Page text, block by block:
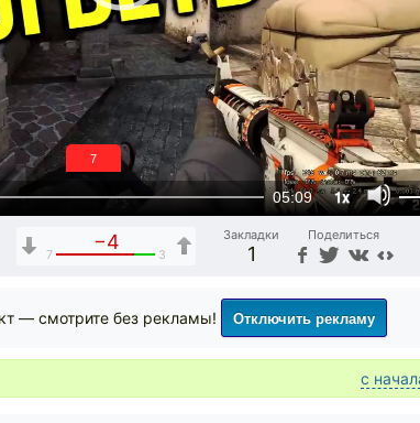
05:09 1x
6
−4
7 3
Закладки
1
Поделиться
— смотрите без рекламы! Отключить рекламу
с